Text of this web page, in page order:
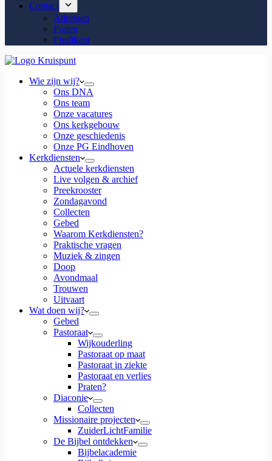
Contact
Adressen
Praten
Predikant
Wie zijn wij?
Ons DNA
Ons team
Onze vacatures
Ons kerkgebouw
Onze geschiedenis
Onze PG Eindhoven
Kerkdiensten
Actuele kerkdiensten
Live volgen & archief
Preekrooster
Zondagavond
Collecten
Gebed
Waarom Kerkdiensten?
Praktische vragen
Muziek & zingen
Doop
Avondmaal
Trouwen
Uitvaart
Wat doen wij?
Gebed
Pastoraat
Wijkouderling
Pastoraat op maat
Pastoraat in ziekte
Pastoraat en verlies
Praten?
Diaconie
Collecten
Missionaire projecten
ZuiderLichtFamilie
De Bijbel ontdekken
Bijbelacademie